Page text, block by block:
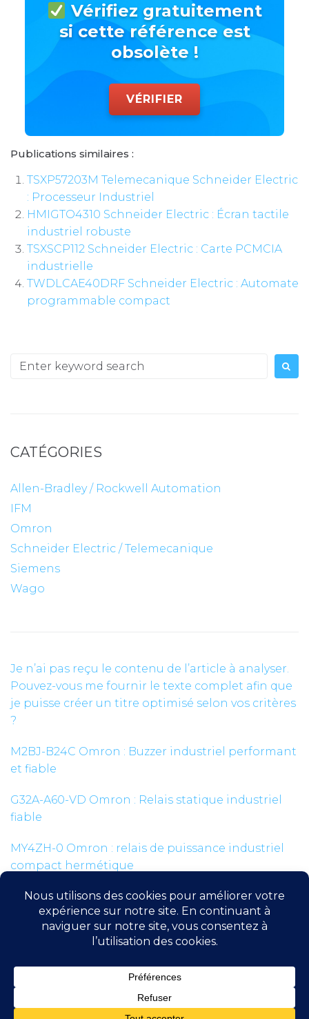
Vérifiez gratuitement
si cette référence est
obsolète !
VÉRIFIER
Publications similaires :
TSXP57203M Telemecanique Schneider Electric
: Processeur Industriel
HMIGTO4310 Schneider Electric : Écran tactile
industriel robuste
TSXSCP112 Schneider Electric : Carte PCMCIA
industrielle
TWDLCAE40DRF Schneider Electric : Automate
programmable compact
Search
CATÉGORIES
Allen-Bradley / Rockwell Automation
IFM
Omron
Schneider Electric / Telemecanique
Siemens
Wago
Je n’ai pas reçu le contenu de l’article à analyser.
Pouvez-vous me fournir le texte complet afin que
je puisse créer un titre optimisé selon vos critères
?
M2BJ-B24C Omron : Buzzer industriel performant
et fiable
G32A-A60-VD Omron : Relais statique industriel
fiable
MY4ZH-0 Omron : relais de puissance industriel
compact hermétique
EE-SX472 Omron : Capteur photoélectrique à
fente industriel